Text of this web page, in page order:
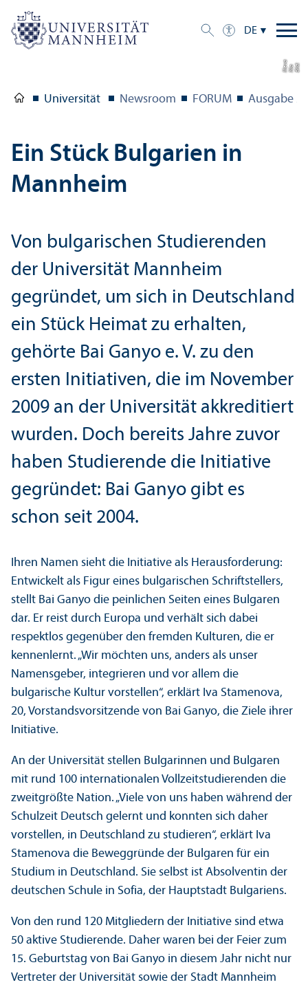
DE
Bil
d:
Ni
aIli
ev
a
Universität Newsroom FORUM Ausgabe 2/
Ein Stück Bulgarien in
Mannheim
Von bulgarischen Studierenden
der Universität Mannheim
gegründet, um sich in Deutschland
ein Stück Heimat zu erhalten,
gehörte Bai Ganyo e. V. zu den
ersten Initiativen, die im November
2009 an der Universität akkreditiert
wurden. Doch bereits Jahre zuvor
haben Studierende die Initiative
gegründet: Bai Ganyo gibt es
schon seit 2004.
Ihren Namen sieht die Initiative als Herausforderung:
Entwickelt als Figur eines bulgarischen Schriftstellers,
stellt Bai Ganyo die peinlichen Seiten eines Bulgaren
dar. Er reist durch Europa und verhält sich dabei
respektlos gegenüber den fremden Kulturen, die er
kennenlernt. „Wir möchten uns, anders als unser
Namensgeber, integrieren und vor allem die
bulgarische Kultur vorstellen“, erklärt Iva Stamenova,
20, Vorstandsvorsitzende von Bai Ganyo, die Ziele ihrer
Initiative.
An der Universität stellen Bulgarinnen und Bulgaren
mit rund 100 internationalen Vollzeit­studierenden die
zweitgrößte Nation. „Viele von uns haben während der
Schulzeit Deutsch gelernt und konnten sich daher
vorstellen, in Deutschland zu studieren“, erklärt Iva
Stamenova die Beweggründe der Bulgaren für ein
Studium in Deutschland. Sie selbst ist Absolventin der
deutschen Schule in Sofia, der Hauptstadt Bulgariens.
Von den rund 120 Mitgliedern der Initiative sind etwa
50 aktive Studierende. Daher waren bei der Feier zum
15. Geburtstag von Bai Ganyo in diesem Jahr nicht nur
Vertreter der Universität sowie der Stadt Mannheim